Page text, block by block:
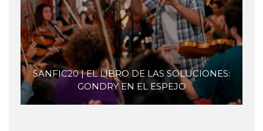
SANFIC20 | EL LIBRO DE LAS SOLUCIONES:
GONDRY EN EL ESPEJO